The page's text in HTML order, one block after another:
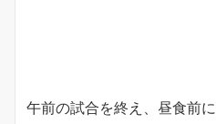
午前の試合を終え、昼食前